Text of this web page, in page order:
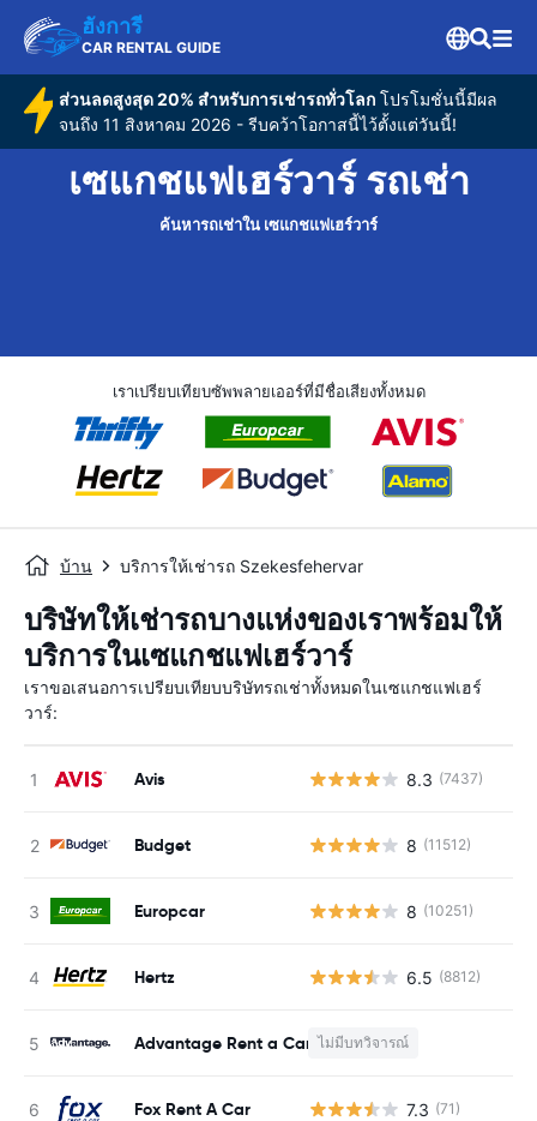
ฮังการี
CAR RENTAL GUIDE
ส่วนลดสูงสุด 20% สำหรับการเช่ารถทั่วโลกโปรโมชั่นนี้มีผล
จนถึง 11 สิงหาคม 2026 - รีบคว้าโอกาสนี้ไว้ตั้งแต่วันนี้!
เซแกชแฟเฮร์วาร์ รถเช่า
ค้นหารถเช่าใน เซแกชแฟเฮร์วาร์
เราเปรียบเทียบซัพพลายเออร์ที่มีชื่อเสียงทั้งหมด
บ้าน บริการให้เช่ารถ Szekesfehervar
บริษัทให้เช่ารถบางแห่งของเราพร้อมให้
บริการในเซแกชแฟเฮร์วาร์
เราขอเสนอการเปรียบเทียบบริษัทรถเช่าทั้งหมดในเซแกชแฟเฮร์
วาร์:
Avis 8.3 (7437)
Budget 8 (11512)
Europcar 8 (10251)
Hertz 6.5 (8812)
Advantage Rent a Car ไม่มีบทวิจารณ์
Fox Rent A Car 7.3 (71)